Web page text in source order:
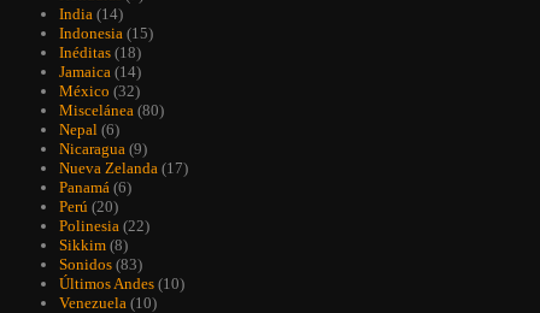
India (14)
Indonesia (15)
Inéditas (18)
Jamaica (14)
México (32)
Miscelánea (80)
Nepal (6)
Nicaragua (9)
Nueva Zelanda (17)
Panamá (6)
Perú (20)
Polinesia (22)
Sikkim (8)
Sonidos (83)
Últimos Andes (10)
Venezuela (10)